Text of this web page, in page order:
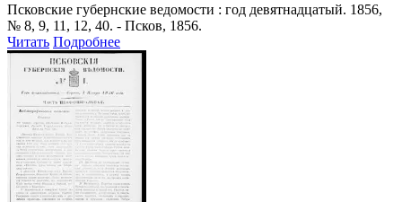
Псковские губернские ведомости : год девятнадцатый. 1856,
№ 8, 9, 11, 12, 40. - Псков, 1856.
Читать Подробнее